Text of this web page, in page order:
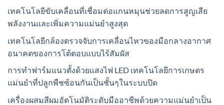
เทคโนโลยีขับเคลื่อนที่เชื่อมต่อแกนหมุนช่วยลดการสูญเสีย
พลังงานและเพิ่มความแม่นยำสูงสุด
เทคโนโลยีกล้องตรวจจับการเคลื่อนไหวของมือกลางอากาศ
อนาคตของการโต้ตอบแบบไร้สัมผัส
การทำฟาร์มแนวตั้งด้วยแสงไฟ LED เทคโนโลยีการเกษตร
แม่นยำที่ปลูกพืชซ้อนกันเป็นชั้นๆในระบบปิด
เครื่องผสมสีผมอัตโนมัติระดับมืออาชีพด้วยความแม่นยำเป็น